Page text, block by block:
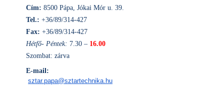
Cím: 8500 Pápa, Jókai Mór u. 39.
Tel.: +36/89/314-427
Fax: +36/89/314-427
Hétfő- Péntek: 7.30 – 16.00
Szombat: zárva
E-mail:
sztar.papa@sztartechnika.hu